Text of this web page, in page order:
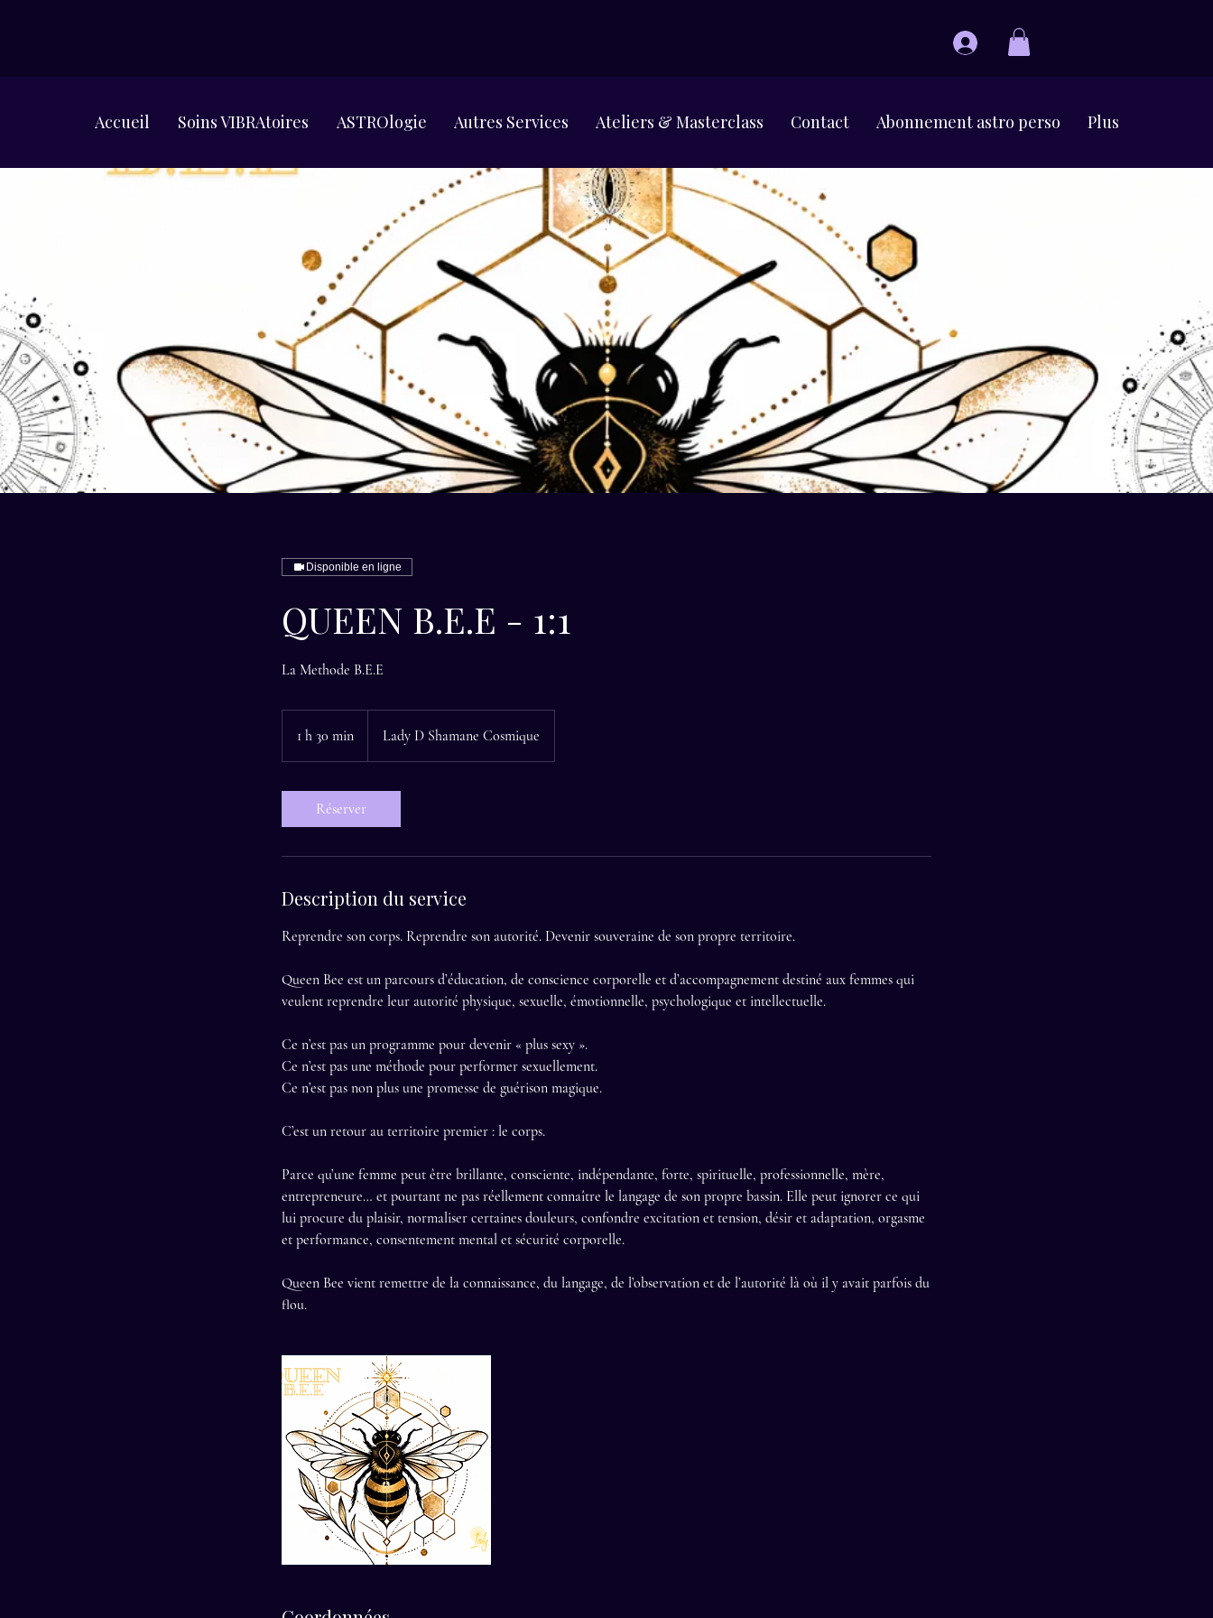
Accueil Soins VIBRAtoires ASTROlogie Autres Services Ateliers & Masterclass Contact Abonnement astro perso Plus
Disponible en ligne
QUEEN B.E.E - 1:1
La Methode B.E.E
1 h 30 min
3
i
Lady D Shamane Cosmique
Réserver
Description du service
Reprendre son corps. Reprendre son autorité. Devenir souveraine de son propre territoire.
Queen Bee est un parcours d’éducation, de conscience corporelle et d’accompagnement destiné aux femmes qui
veulent reprendre leur autorité physique, sexuelle, émotionnelle, psychologique et intellectuelle.
Ce n’est pas un programme pour devenir « plus sexy ».
Ce n’est pas une méthode pour performer sexuellement.
Ce n’est pas non plus une promesse de guérison magique.
C’est un retour au territoire premier : le corps.
Parce qu’une femme peut être brillante, consciente, indépendante, forte, spirituelle, professionnelle, mère,
entrepreneure… et pourtant ne pas réellement connaître le langage de son propre bassin. Elle peut ignorer ce qui
lui procure du plaisir, normaliser certaines douleurs, confondre excitation et tension, désir et adaptation, orgasme
et performance, consentement mental et sécurité corporelle.
Queen Bee vient remettre de la connaissance, du langage, de l’observation et de l’autorité là où il y avait parfois du
flou.